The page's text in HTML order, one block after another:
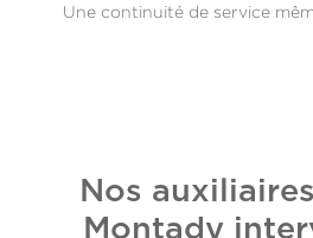
Une continuité de service
Nos
Montady